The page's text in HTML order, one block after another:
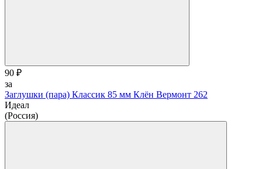
90 ₽
за
Заглушки (пара) Классик 85 мм Клён Вермонт 262
Идеал
(Россия)